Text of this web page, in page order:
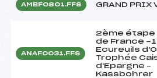
AMBF0801.FFS GRAND PRIX
ANAF0031.FFS
2ème étape
de France -
Ecureuils
Trophée
d'Epargne –
Kassbohrer